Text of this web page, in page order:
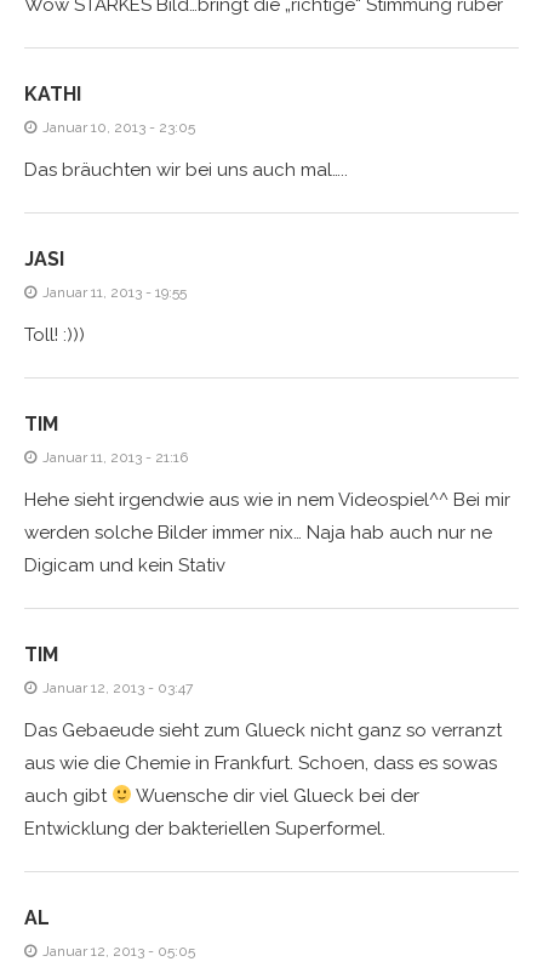
Wow STARKES Bild…bringt die „richtige“ Stimmung rüber
KATHI
Januar 10, 2013 - 23:05
Das bräuchten wir bei uns auch mal…..
JASI
Januar 11, 2013 - 19:55
Toll! :)))
TIM
Januar 11, 2013 - 21:16
Hehe sieht irgendwie aus wie in nem Videospiel^^ Bei mir
werden solche Bilder immer nix… Naja hab auch nur ne
Digicam und kein Stativ
TIM
Januar 12, 2013 - 03:47
Das Gebaeude sieht zum Glueck nicht ganz so verranzt
aus wie die Chemie in Frankfurt. Schoen, dass es sowas
auch gibt
Wuensche dir viel Glueck bei der
Entwicklung der bakteriellen Superformel.
AL
Januar 12, 2013 - 05:05